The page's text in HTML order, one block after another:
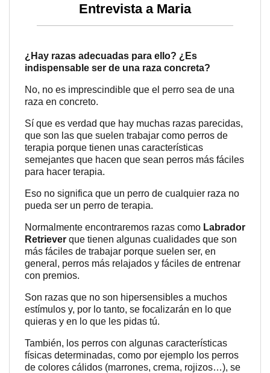
Entrevista a Maria
¿Hay razas adecuadas para ello? ¿Es
indispensable ser de una raza concreta?
No, no es imprescindible que el perro sea de una
raza en concreto.
Sí que es verdad que hay muchas razas parecidas,
que son las que suelen trabajar como perros de
terapia porque tienen unas características
semejantes que hacen que sean perros más fáciles
para hacer terapia.
Eso no significa que un perro de cualquier raza no
pueda ser un perro de terapia.
Normalmente encontraremos razas como Labrador
Retriever que tienen algunas cualidades que son
más fáciles de trabajar porque suelen ser, en
general, perros más relajados y fáciles de entrenar
con premios.
Son razas que no son hipersensibles a muchos
estímulos y, por lo tanto, se focalizarán en lo que
quieras y en lo que les pidas tú.
También, los perros con algunas características
físicas determinadas, como por ejemplo los perros
de colores cálidos (marrones, crema, rojizos…), se